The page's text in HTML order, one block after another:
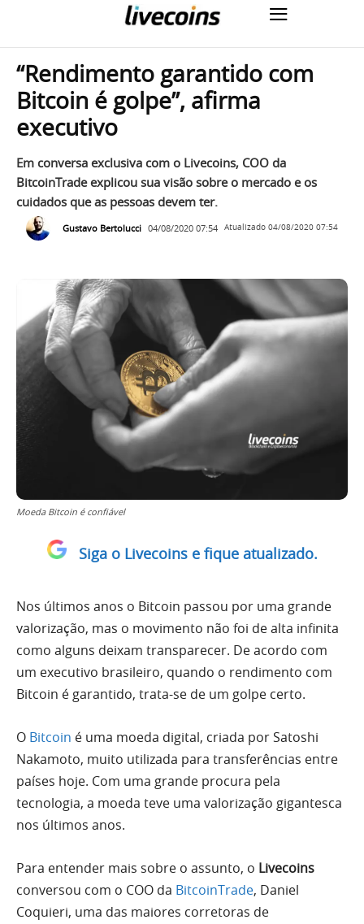
“Rendimento garantido com
Bitcoin é golpe”, afirma
executivo
Em conversa exclusiva com o Livecoins, COO da
BitcoinTrade explicou sua visão sobre o mercado e os
cuidados que as pessoas devem ter.
Gustavo Bertolucci 04/08/2020 07:54 Atualizado 04/08/2020 07:54
Moeda Bitcoin é confiável
Siga o Livecoins e fique atualizado.
Nos últimos anos o Bitcoin passou por uma grande
valorização, mas o movimento não foi de alta infinita
como alguns deixam transparecer. De acordo com
um executivo brasileiro, quando o rendimento com
Bitcoin é garantido, trata-se de um golpe certo.
O Bitcoin é uma moeda digital, criada por Satoshi
Nakamoto, muito utilizada para transferências entre
países hoje. Com uma grande procura pela
tecnologia, a moeda teve uma valorização gigantesca
nos últimos anos.
Para entender mais sobre o assunto, o Livecoins
conversou com o COO da BitcoinTrade, Daniel
Coquieri, uma das maiores corretoras de